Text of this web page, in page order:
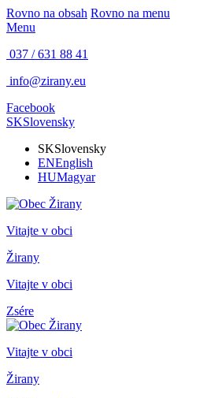
Rovno na obsah Rovno na menu
Menu
037 / 631 88 41
info@zirany.eu
Facebook
SKSlovensky
SKSlovensky
ENEnglish
HUMagyar
Vitajte v obci
Žirany
Vitajte v obci
Zsére
Vitajte v obci
Žirany